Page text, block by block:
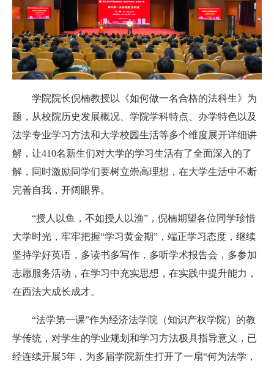
学院院长倪楠教授以《如何做一名合格的法科生》为
题，从校院历史发展概况、学院学科特点、办学特色以及
法学专业学习方法和大学校园生活等多个维度展开详细讲
解，让410名新生们对大学的学习生活有了全面深入的了
解，同时激励同学们要树立崇高理想，在大学生活中不断
完善自我，开阔眼界。
“授人以鱼，不如授人以渔”，倪楠期望各位同学珍惜
大学时光，牢牢把握“学习黄金期”，端正学习态度，继续
坚持学好英语，多读书多写作，多听学术报告会，多参加
志愿服务活动，在学习中充实思想，在实践中提升能力，
在西法大成长成才。
“法学第一课”作为经济法学院（知识产权学院）的教
学传统，对学生的学业规划和学习方法极具指导意义，已
经连续开展5年，为多届学院新生打开了一扇“何为法学，